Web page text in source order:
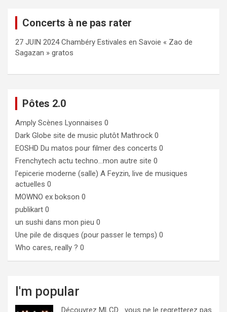
Concerts à ne pas rater
27 JUIN 2024 Chambéry Estivales en Savoie « Zao de
Sagazan » gratos
Pôtes 2.0
Amply Scènes Lyonnaises 0
Dark Globe site de music plutôt Mathrock 0
EOSHD Du matos pour filmer des concerts 0
Frenchytech actu techno…mon autre site 0
l'epicerie moderne (salle) A Feyzin, live de musiques
actuelles 0
MOWNO ex bokson 0
publikart 0
un sushi dans mon pieu 0
Une pile de disques (pour passer le temps) 0
Who cares, really ? 0
I'm popular
Découvrez MLCD… vous ne le regretterez pas